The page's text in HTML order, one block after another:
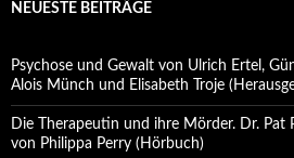
NEUESTE BEITRÄGE
Psychose und Gewalt von Ulrich Ertel,
Alois Münch und Elisabeth Troje
Die Therapeutin und ihre Mörder. Dr. Pat
von Philippa Perry (Hörbuch)